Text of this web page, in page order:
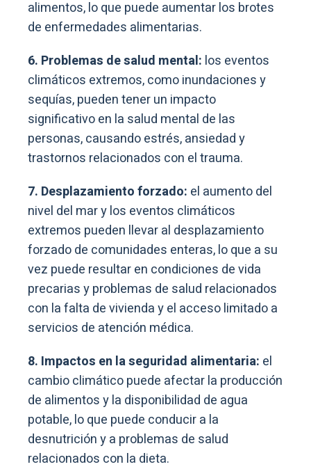
alimentos, lo que puede aumentar los brotes
de enfermedades alimentarias.
6. Problemas de salud mental: los eventos
climáticos extremos, como inundaciones y
sequías, pueden tener un impacto
significativo en la salud mental de las
personas, causando estrés, ansiedad y
trastornos relacionados con el trauma.
7. Desplazamiento forzado: el aumento del
nivel del mar y los eventos climáticos
extremos pueden llevar al desplazamiento
forzado de comunidades enteras, lo que a su
vez puede resultar en condiciones de vida
precarias y problemas de salud relacionados
con la falta de vivienda y el acceso limitado a
servicios de atención médica.
8. Impactos en la seguridad alimentaria: el
cambio climático puede afectar la producción
de alimentos y la disponibilidad de agua
potable, lo que puede conducir a la
desnutrición y a problemas de salud
relacionados con la dieta.